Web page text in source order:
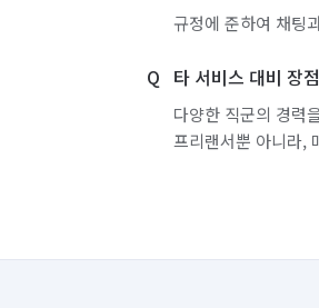
규정에 준하여 채팅
타 서비스 대비 장
다양한 직군의 경력
프리랜서뿐 아니라,